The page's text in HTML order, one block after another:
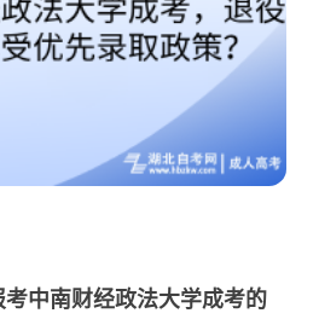
中南财经政法大学成考的